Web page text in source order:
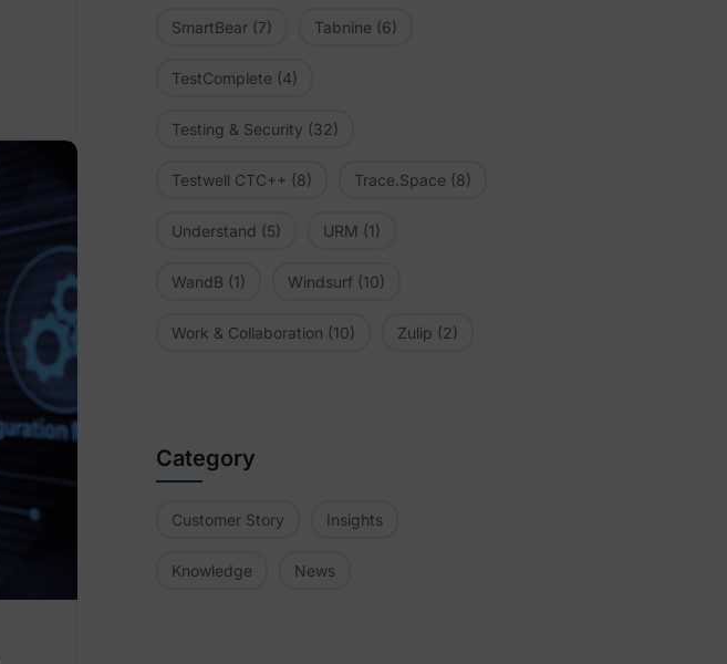
SmartBear (7) Tabnine (6)
TestComplete (4)
Testing & Security (32)
Testwell CTC++ (8) Trace.Space (8)
Understand (5) URM (1)
WandB (1) Windsurf (10)
Work & Collaboration (10) Zulip (2)
Category
Customer Story Insights
Knowledge News